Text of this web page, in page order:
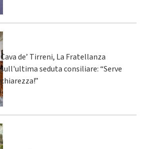
Cava de’ Tirreni, La Fratellanza
sull'ultima seduta consiliare: “Serve
chiarezza!”